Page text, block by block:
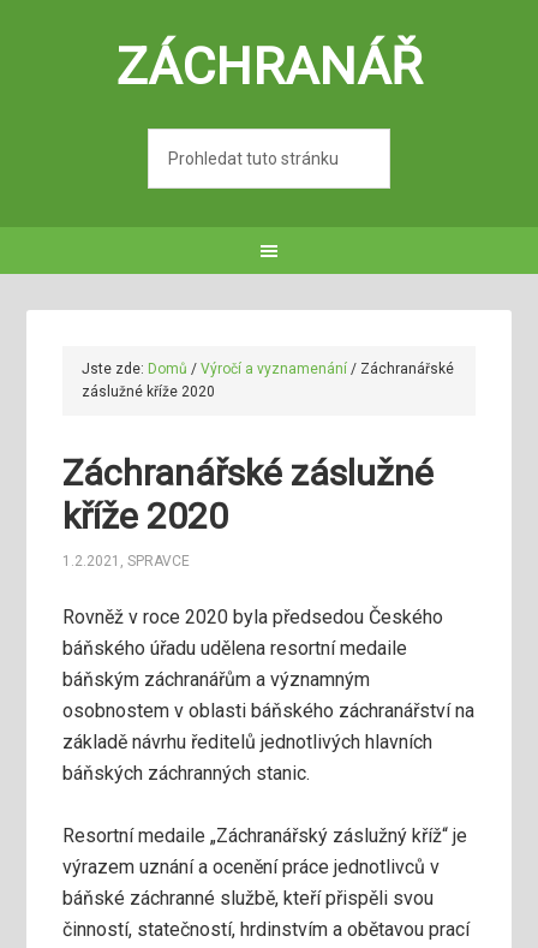
ZÁCHRANÁŘ
Jste zde: Domů / Výročí a vyznamenání / Záchranářské
záslužné kříže 2020
Záchranářské záslužné
kříže 2020
1.2.2021 ,SPRAVCE
Rovněž v roce 2020 byla předsedou Českého
báňského úřadu udělena resortní medaile
báňským záchranářům a významným
osobnostem v oblasti báňského záchranářství na
základě návrhu ředitelů jednotlivých hlavních
báňských záchranných stanic.
Resortní medaile „Záchranářský záslužný kříž“ je
výrazem uznání a ocenění práce jednotlivců v
báňské záchranné službě, kteří přispěli svou
činností, statečností, hrdinstvím a obětavou prací